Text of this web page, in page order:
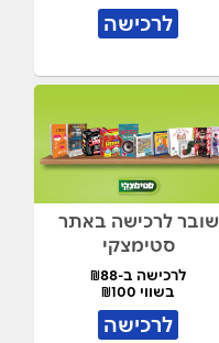
לרכישה
שובר לרכישה באתר
סטימצקי
לרכישה ב-₪88
בשווי ₪100
לרכישה